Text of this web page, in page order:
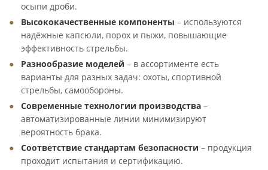
осыпи дроби.
Высококачественные компоненты – используются
надёжные капсюли, порох и пыжи, повышающие
эффективность стрельбы.
Разнообразие моделей – в ассортименте есть
варианты для разных задач: охоты, спортивной
стрельбы, самообороны.
Современные технологии производства –
автоматизированные линии минимизируют
вероятность брака.
Соответствие стандартам безопасности – продукция
проходит испытания и сертификацию.